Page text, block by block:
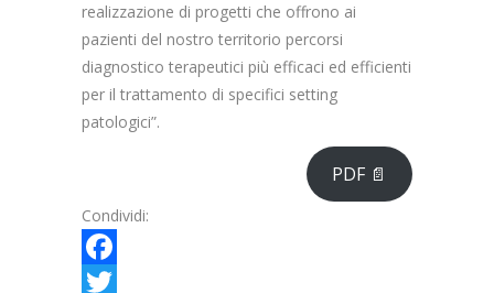
realizzazione di progetti che offrono ai
pazienti del nostro territorio percorsi
diagnostico terapeutici più efficaci ed efficienti
per il trattamento di specifici setting
patologici”.
PDF 📄
Condividi:
Facebook